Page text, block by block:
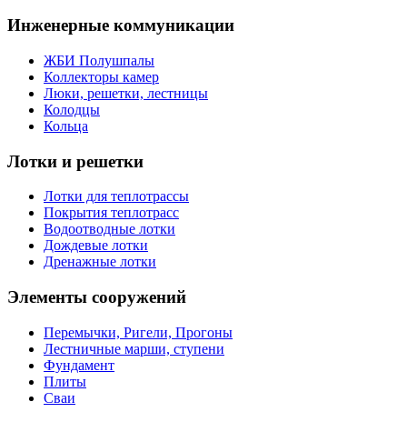
Инженерные коммуникации
ЖБИ Полушпалы
Коллекторы камер
Люки, решетки, лестницы
Колодцы
Кольца
Лотки и решетки
Лотки для теплотрассы
Покрытия теплотрасс
Водоотводные лотки
Дождевые лотки
Дренажные лотки
Элементы сооружений
Перемычки, Ригели, Прогоны
Лестничные марши, ступени
Фундамент
Плиты
Сваи